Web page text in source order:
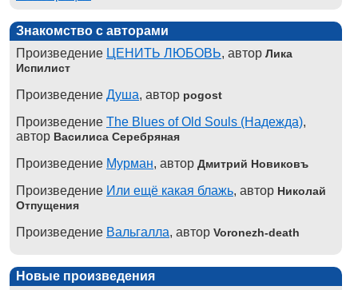
Знакомство с авторами
Произведение ЦЕНИТЬ ЛЮБОВЬ, автор Лика
Испилист
Произведение Душа, автор pogost
Произведение The Blues of Old Souls (Надежда),
автор Василиса Серебряная
Произведение Мурман, автор Дмитрий Новиковъ
Произведение Или ещё какая блажь, автор Николай
Отпущения
Произведение Вальгалла, автор Voronezh-death
Новые произведения